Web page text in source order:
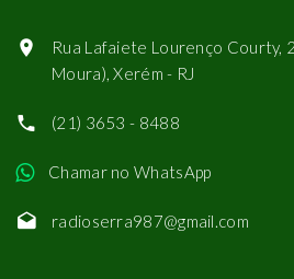
Rua Lafaiete Lourenço Courty,
Moura), Xerém - RJ
(21) 3653 - 8488
Chamar no WhatsApp
radioserra987@gmail.com